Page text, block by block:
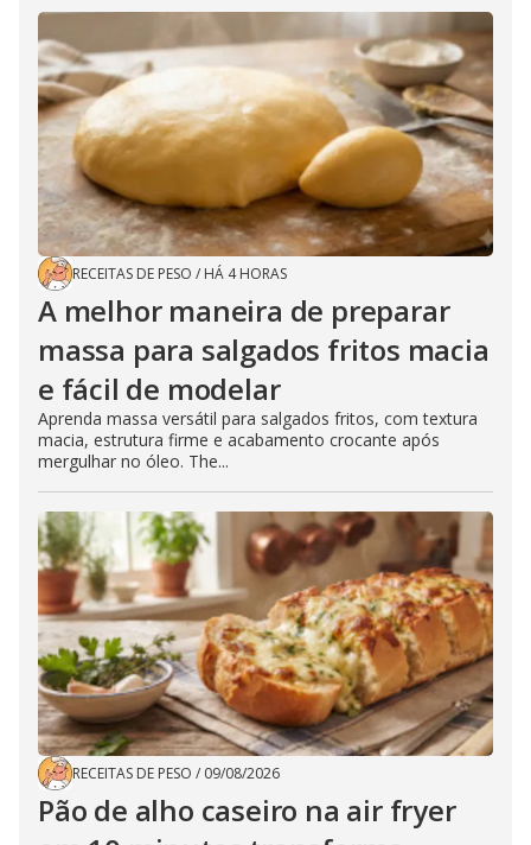
RECEITAS DE PESO / HÁ 4 HORAS
A melhor maneira de preparar
massa para salgados fritos macia
e fácil de modelar
Aprenda massa versátil para salgados fritos, com textura
macia, estrutura firme e acabamento crocante após
mergulhar no óleo. The...
RECEITAS DE PESO / 09/08/2026
Pão de alho caseiro na air fryer